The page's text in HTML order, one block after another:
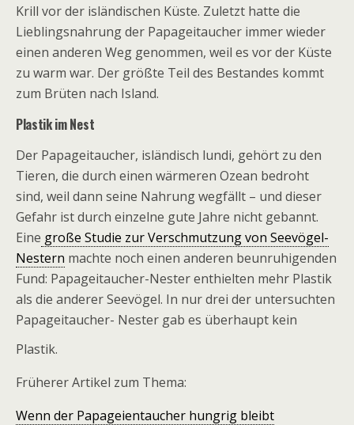
Krill vor der isländischen Küste. Zuletzt hatte die
Lieblingsnahrung der Papageitaucher immer wieder
einen anderen Weg genommen, weil es vor der Küste
zu warm war. Der größte Teil des Bestandes kommt
zum Brüten nach Island.
Plastik im Nest
Der Papageitaucher, isländisch lundi, gehört zu den
Tieren, die durch einen wärmeren Ozean bedroht
sind, weil dann seine Nahrung wegfällt – und dieser
Gefahr ist durch einzelne gute Jahre nicht gebannt.
Eine große Studie zur Verschmutzung von Seevögel-
Nestern machte noch einen anderen beunruhigenden
Fund: Papageitaucher-Nester enthielten mehr Plastik
als die anderer Seevögel. In nur drei der untersuchten
Papageitaucher- Nester gab es überhaupt kein
Plastik.
Früherer Artikel zum Thema:
Wenn der Papageientaucher hungrig bleibt